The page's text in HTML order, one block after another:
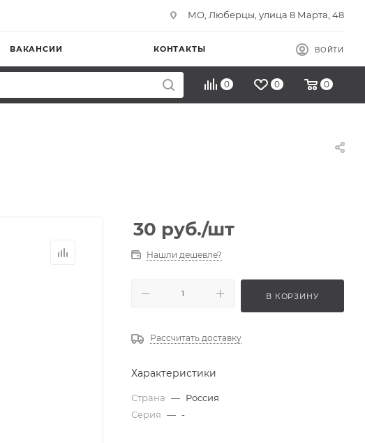
МО, Люберцы, улица 8 Марта, 48
ВАКАНСИИ КОНТАКТЫ ВОЙТИ
0 0 0
30 руб./шт
Нашли дешевле?
В КОРЗИНУ
Рассчитать доставку
Характеристики
Страна — Россия
Серия — -